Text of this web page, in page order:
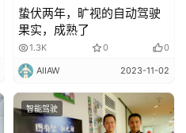
蛰伏两年，旷视的自动驾驶
果实，成熟了
1.3K 0 0
AIIAW 2023-11-02
智能驾驶